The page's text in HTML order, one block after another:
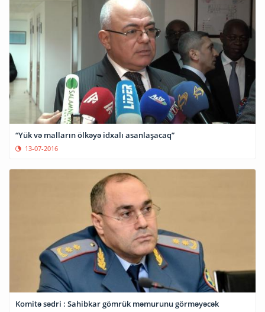
“Yük və malların ölkəyə idxalı asanlaşacaq”
13-07-2016
Komitə sədri : Sahibkar gömrük məmurunu görməyəcək